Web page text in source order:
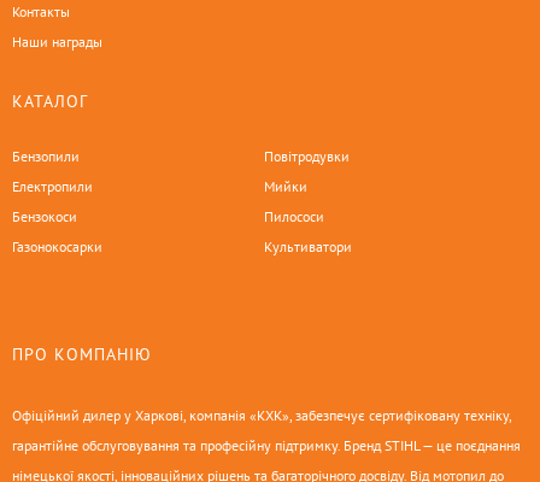
Контакты
Наши награды
КАТАЛОГ
Бензопили
Електропили
Бензокоси
Газонокосарки
Повітродувки
Мийки
Пилососи
Культиватори
ПРО КОМПАНІЮ
Офіційний дилер у Харкові, компанія «КХК», забезпечує сертифіковану техніку,
гарантійне обслуговування та професійну підтримку. Бренд STIHL — це поєднання
німецької якості, інноваційних рішень та багаторічного досвіду. Від мотопил до